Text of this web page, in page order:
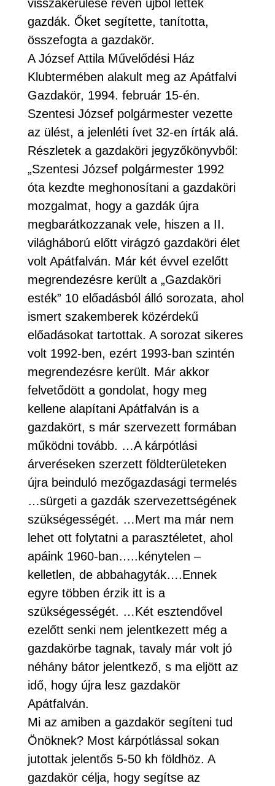
visszakerülése révén újból lettek
gazdák. Őket segítette, tanította,
összefogta a gazdakör.
A József Attila Művelődési Ház
Klubtermében alakult meg az Apátfalvi
Gazdakör, 1994. február 15-én.
Szentesi József polgármester vezette
az ülést, a jelenléti ívet 32-en írták alá.
Részletek a gazdaköri jegyzőkönyvből:
„Szentesi József polgármester 1992
óta kezdte meghonosítani a gazdaköri
mozgalmat, hogy a gazdák újra
megbarátkozzanak vele, hiszen a II.
világháború előtt virágzó gazdaköri élet
volt Apátfalván. Már két évvel ezelőtt
megrendezésre került a „Gazdaköri
esték” 10 előadásból álló sorozata, ahol
ismert szakemberek közérdekű
előadásokat tartottak. A sorozat sikeres
volt 1992-ben, ezért 1993-ban szintén
megrendezésre került. Már akkor
felvetődött a gondolat, hogy meg
kellene alapítani Apátfalván is a
gazdakört, s már szervezett formában
működni tovább. …A kárpótlási
árveréseken szerzett földterületeken
újra beinduló mezőgazdasági termelés
…sürgeti a gazdák szervezettségének
szükségességét. …Mert ma már nem
lehet ott folytatni a parasztéletet, ahol
apáink 1960-ban…..kénytelen –
kelletlen, de abbahagyták….Ennek
egyre többen érzik itt is a
szükségességét. …Két esztendővel
ezelőtt senki nem jelentkezett még a
gazdakörbe tagnak, tavaly már volt jó
néhány bátor jelentkező, s ma eljött az
idő, hogy újra lesz gazdakör
Apátfalván.
Mi az amiben a gazdakör segíteni tud
Önöknek? Most kárpótlással sokan
jutottak jelentős 5-50 kh földhöz. A
gazdakör célja, hogy segítse az